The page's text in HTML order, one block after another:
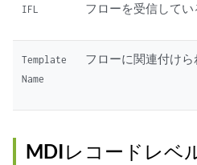
IFL フローを受信して
Template
Name
フローに関連付け
MDIレコードレベ